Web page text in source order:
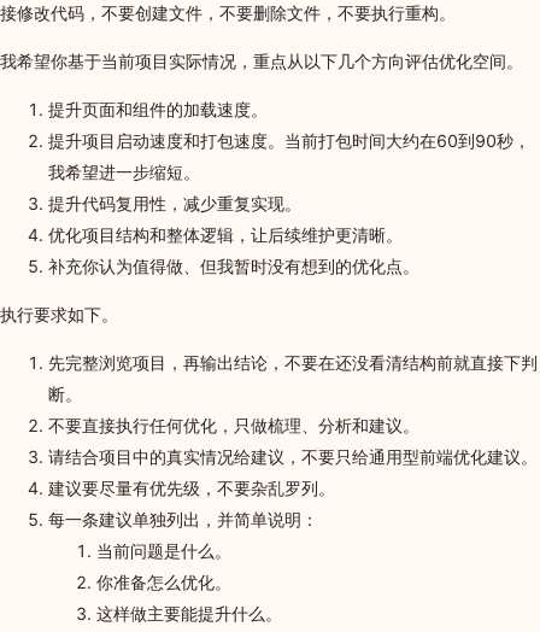
接修改代码，不要创建文件，不要删除文件，不要执行重构。
我希望你基于当前项目实际情况，重点从以下几个方向评估优化空间。
提升页面和组件的加载速度。
提升项目启动速度和打包速度。当前打包时间大约在60到90秒，
我希望进一步缩短。
提升代码复用性，减少重复实现。
优化项目结构和整体逻辑，让后续维护更清晰。
补充你认为值得做、但我暂时没有想到的优化点。
执行要求如下。
先完整浏览项目，再输出结论，不要在还没看清结构前就直接下判
断。
不要直接执行任何优化，只做梳理、分析和建议。
请结合项目中的真实情况给建议，不要只给通用型前端优化建议。
建议要尽量有优先级，不要杂乱罗列。
每一条建议单独列出，并简单说明：
当前问题是什么。
你准备怎么优化。
这样做主要能提升什么。